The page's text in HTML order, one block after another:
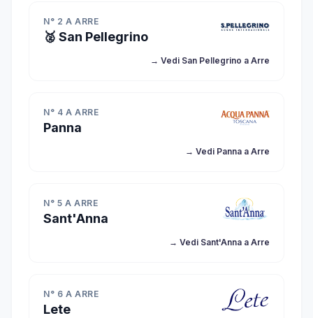
N° 2 A ARRE
🥈 San Pellegrino
→ Vedi San Pellegrino a Arre
N° 4 A ARRE
Panna
→ Vedi Panna a Arre
N° 5 A ARRE
Sant'Anna
→ Vedi Sant'Anna a Arre
N° 6 A ARRE
Lete